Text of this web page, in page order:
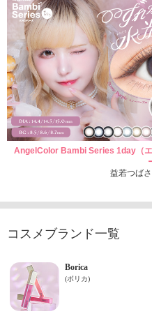
AngelColor Bambi Series 1day（
益若つば
コスメブランド一覧